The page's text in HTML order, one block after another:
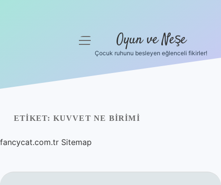
Yasal Uyarı
Hakkımızda
menüyü
Oyun ve Neşe
Çocuk ruhunu besleyen eğlenceli fikirler!
ETIKET: KUVVET NE BIRIMI
fancycat.com.tr Sitemap